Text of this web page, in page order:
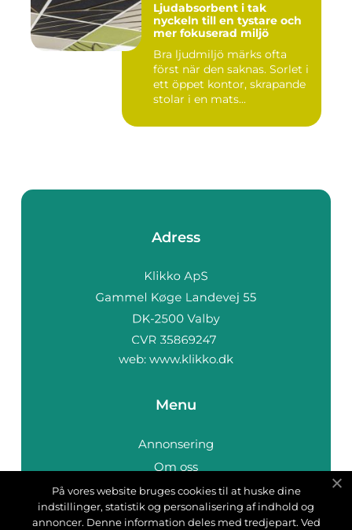
Ljudabsorbent i tak
nyckeln till en tystare och
mer fokuserad miljö
Bra ljudmiljö märks ofta
först när den saknas. Sorlet i
ett öppet kontor, skrapande
stolar i en mats...
Adress
web: www.klikko.dk
Menu
Annonsering
Om oss
Cookies
Kontakta oss
På vores website bruges cookies til at huske dine
indstillinger, statistik og personalisering af indhold og
annoncer. Denne information deles med tredjepart. Ved